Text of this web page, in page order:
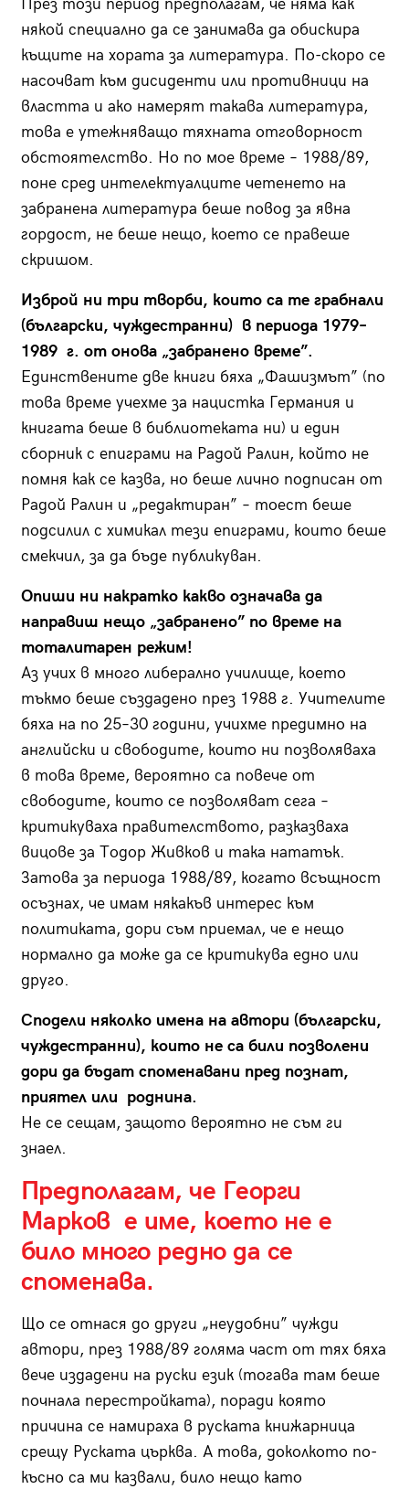
През този период предполагам, че няма как
някой специално да се занимава да обискира
къщите на хората за литература. По-скоро се
насочват към дисиденти или противници на
властта и ако намерят такава литература,
това е утежняващо тяхната отговорност
обстоятелство. Но по мое време – 1988/89,
поне сред интелектуалците четенето на
забранена литература беше повод за явна
гордост, не беше нещо, което се правеше
скришом.
Изброй ни три творби, които са те грабнали
(български, чуждестранни) в периода 1979–
1989 г. от онова „забранено време”.
Единствените две книги бяха „Фашизмът” (по
това време учехме за нацистка Германия и
книгата беше в библиотеката ни) и един
сборник с епиграми на Радой Ралин, който не
помня как се казва, но беше лично подписан от
Радой Ралин и „редактиран” – тоест беше
подсилил с химикал тези епиграми, които беше
смекчил, за да бъде публикуван.
Опиши ни накратко какво означава да
направиш нещо „забранено” по време на
тоталитарен режим!
Аз учих в много либерално училище, което
тъкмо беше създадено през 1988 г. Учителите
бяха на по 25–30 години, учихме предимно на
английски и свободите, които ни позволяваха
в това време, вероятно са повече от
свободите, които се позволяват сега –
критикуваха правителството, разказваха
вицове за Тодор Живков и така нататък.
Затова за периода 1988/89, когато всъщност
осъзнах, че имам някакъв интерес към
политиката, дори съм приемал, че е нещо
нормално да може да се критикува едно или
друго.
Сподели няколко имена на автори (български,
чуждестранни), които не са били позволени
дори да бъдат споменавани пред познат,
приятел или роднина.
Не се сещам, защото вероятно не съм ги
знаел.
Предполагам, че Георги
Марков е име, което не е
било много редно да се
споменава.
Що се отнася до други „неудобни” чужди
автори, през 1988/89 голяма част от тях бяха
вече издадени на руски език (тогава там беше
почнала перестройката), поради която
причина се намираха в руската книжарница
срещу Руската църква. А това, доколкото по-
късно са ми казвали, било нещо като